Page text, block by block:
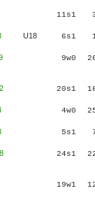
11s1
U18 6s1
9w0
20s1
4w0
5s1
24s1
19w1